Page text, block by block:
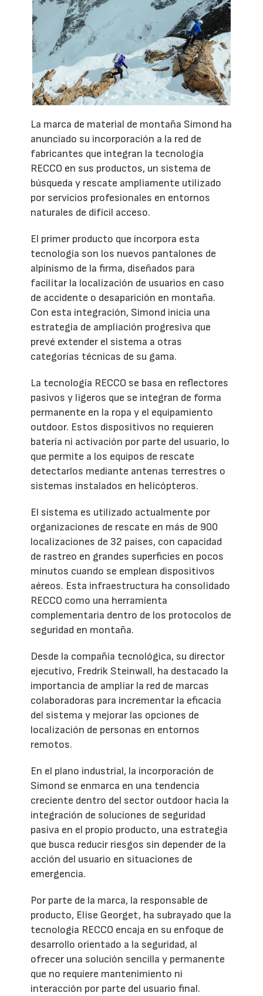
La marca de material de montaña Simond ha
anunciado su incorporación a la red de
fabricantes que integran la tecnología
RECCO en sus productos, un sistema de
búsqueda y rescate ampliamente utilizado
por servicios profesionales en entornos
naturales de difícil acceso.
El primer producto que incorpora esta
tecnología son los nuevos pantalones de
alpinismo de la firma, diseñados para
facilitar la localización de usuarios en caso
de accidente o desaparición en montaña.
Con esta integración, Simond inicia una
estrategia de ampliación progresiva que
prevé extender el sistema a otras
categorías técnicas de su gama.
La tecnología RECCO se basa en reflectores
pasivos y ligeros que se integran de forma
permanente en la ropa y el equipamiento
outdoor. Estos dispositivos no requieren
batería ni activación por parte del usuario, lo
que permite a los equipos de rescate
detectarlos mediante antenas terrestres o
sistemas instalados en helicópteros.
El sistema es utilizado actualmente por
organizaciones de rescate en más de 900
localizaciones de 32 países, con capacidad
de rastreo en grandes superficies en pocos
minutos cuando se emplean dispositivos
aéreos. Esta infraestructura ha consolidado
RECCO como una herramienta
complementaria dentro de los protocolos de
seguridad en montaña.
Desde la compañía tecnológica, su director
ejecutivo, Fredrik Steinwall, ha destacado la
importancia de ampliar la red de marcas
colaboradoras para incrementar la eficacia
del sistema y mejorar las opciones de
localización de personas en entornos
remotos.
En el plano industrial, la incorporación de
Simond se enmarca en una tendencia
creciente dentro del sector outdoor hacia la
integración de soluciones de seguridad
pasiva en el propio producto, una estrategia
que busca reducir riesgos sin depender de la
acción del usuario en situaciones de
emergencia.
Por parte de la marca, la responsable de
producto, Elise Georget, ha subrayado que la
tecnología RECCO encaja en su enfoque de
desarrollo orientado a la seguridad, al
ofrecer una solución sencilla y permanente
que no requiere mantenimiento ni
interacción por parte del usuario final.